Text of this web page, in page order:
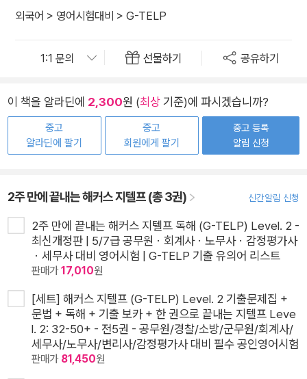
외국어 > 영어시험대비 > G-TELP
선물하기 공유하기
이 책을 알라딘에 2,300원 (최상 기준)에 파시겠습니까?
중고
알라딘에 팔기
중고
회원에게 팔기
중고 등록
알림 신청
2주 만에 끝내는 해커스 지텔프 (총 3권) 신간알림 신청
2주 만에 끝내는 해커스 지텔프 독해 (G-TELP) Level. 2 -
최신개정판 | 5/7급 공무원ㆍ회계사ㆍ노무사ㆍ감정평가사
ㆍ세무사 대비 영어시험 | G-TELP 기출 유의어 리스트
판매가17,010원
[세트] 해커스 지텔프 (G-TELP) Level. 2 기출문제집 +
문법 + 독해 + 기출 보카 + 한 권으로 끝내는 지텔프 Leve
l. 2: 32-50+ - 전5권 - 공무원/경찰/소방/군무원/회계사/
세무사/노무사/변리사/감정평가사 대비 필수 공인영어시험
판매가 81,450원